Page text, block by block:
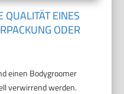
QUALITÄT EINES
ODER
einen Bodygroomer
verwirrend werden.